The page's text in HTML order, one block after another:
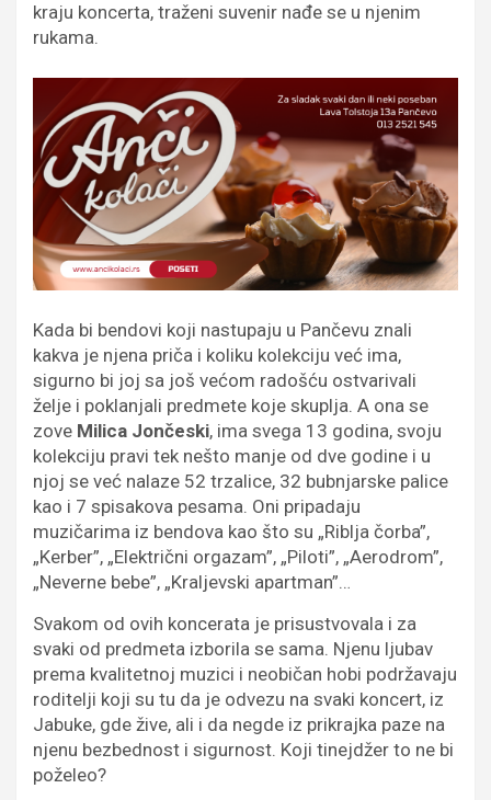
kraju koncerta, traženi suvenir nađe se u njenim
rukama.
Kada bi bendovi koji nastupaju u Pančevu znali
kakva je njena priča i koliku kolekciju već ima,
sigurno bi joj sa još većom radošću ostvarivali
želje i poklanjali predmete koje skuplja. A ona se
zove Milica Jončeski, ima svega 13 godina, svoju
kolekciju pravi tek nešto manje od dve godine i u
njoj se već nalaze 52 trzalice, 32 bubnjarske palice
kao i 7 spisakova pesama. Oni pripadaju
muzičarima iz bendova kao što su „Riblja čorba”,
„Kerber”, „Električni orgazam”, „Piloti”, „Aerodrom”,
„Neverne bebe”, „Kraljevski apartman”…
Svakom od ovih koncerata je prisustvovala i za
svaki od predmeta izborila se sama. Njenu ljubav
prema kvalitetnoj muzici i neobičan hobi podržavaju
roditelji koji su tu da je odvezu na svaki koncert, iz
Jabuke, gde žive, ali i da negde iz prikrajka paze na
njenu bezbednost i sigurnost. Koji tinejdžer to ne bi
poželeo?